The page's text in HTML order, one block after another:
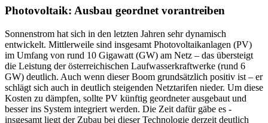
Photovoltaik: Ausbau geordnet vorantreiben
Sonnenstrom hat sich in den letzten Jahren sehr dynamisch
entwickelt. Mittlerweile sind insgesamt Photovoltaikanlagen (PV)
im Umfang von rund 10 Gigawatt (GW) am Netz – das übersteigt
die Leistung der österreichischen Laufwasserkraftwerke (rund 6
GW) deutlich. Auch wenn dieser Boom grundsätzlich positiv ist – er
schlägt sich auch in deutlich steigenden Netztarifen nieder. Um diese
Kosten zu dämpfen, sollte PV künftig geordneter ausgebaut und
besser ins System integriert werden. Die Zeit dafür gäbe es -
insgesamt liegt der Zubau bei dieser Technologie derzeit deutlich